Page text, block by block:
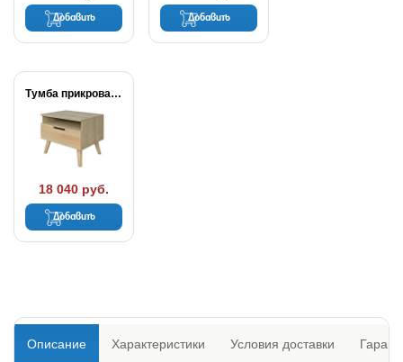
Добавить Добавить
Тумба прикроватная Lagom
18 040 руб.
Добавить
Описание Характеристики Условия доставки